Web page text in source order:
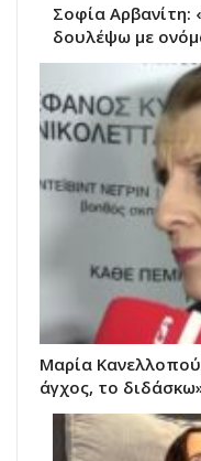
Σοφία Αρβανίτη:
δουλέψω με
Μαρία
άγχος, το